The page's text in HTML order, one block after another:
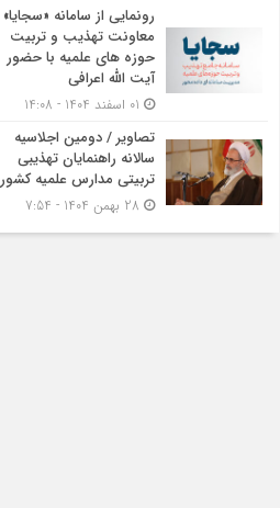
رونمایی از سامانه «سجایا»
معاونت تهذیب و تربیت
حوزه‌ های علمیه با حضور
آیت الله اعرافی
تصاویر / دومین اجلاسیه
سالانه راهنمایان تهذیبی
تربیتی مدارس علمیه کشور